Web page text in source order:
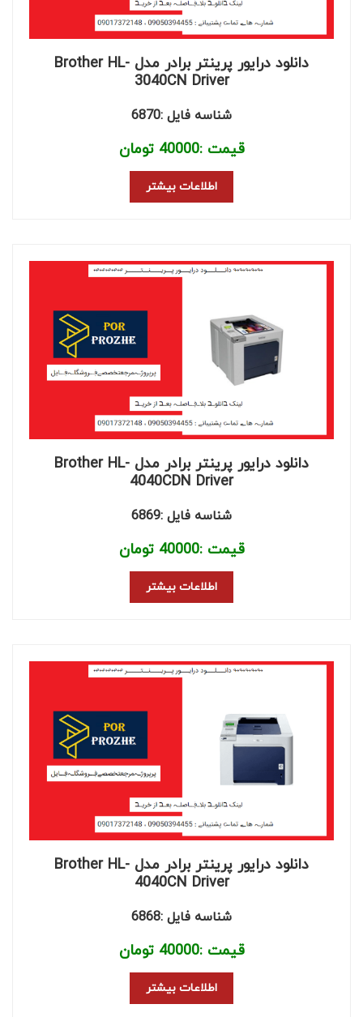
دانلود درایور پرینتر برادر مدل Brother HL-
3040CN Driver
شناسه فایل :6870
قیمت :40000 تومان
اطلاعات بیشتر
دانلود درایور پرینتر برادر مدل Brother HL-
4040CDN Driver
شناسه فایل :6869
قیمت :40000 تومان
اطلاعات بیشتر
دانلود درایور پرینتر برادر مدل Brother HL-
4040CN Driver
شناسه فایل :6868
قیمت :40000 تومان
اطلاعات بیشتر